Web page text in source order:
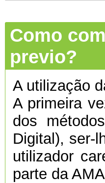
Como
previo?
A utilização
A primeira
dos
Digital), ser-
utilizador
parte da